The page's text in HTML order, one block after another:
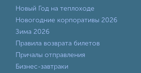
Новый Год на теплоходе
Новогодние корпоративы 2026
Зима 2026
Правила возврата билетов
Причалы отправления
Бизнес-завтраки